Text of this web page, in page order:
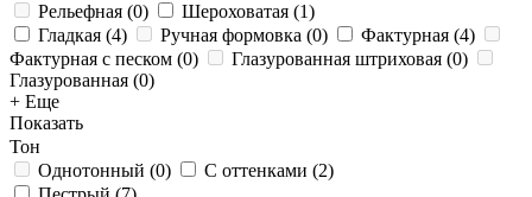
Рельефная (0) Шероховатая (1)
Гладкая (4) Ручная формовка (0) Фактурная (4)
Фактурная с песком (0) Глазурованная штриховая (0)
Глазурованная (0)
+ Еще
Показать
Тон
Однотонный (0) С оттенками (2)